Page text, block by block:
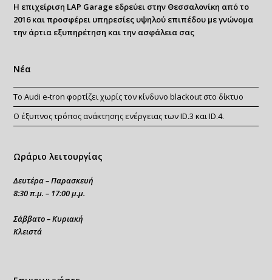
Η επιχείριση LAP Garage εδρεύει στην Θεσσαλονίκη από το
2016 και προσφέρει υπηρεσίες υψηλού επιπέδου με γνώνομα
την άρτια εξυπηρέτηση και την ασφάλεια σας
Νέα
Το Audi e-tron φορτίζει χωρίς τον κίνδυνο blackout στο δίκτυο
Ο έξυπνος τρόπος ανάκτησης ενέργειας των ID.3 και ID.4.
Ωράριο λειτουργίας
Δευτέρα – Παρασκευή
8:30 π.μ. – 17:00 μ.μ.
Σάββατο – Κυριακή
Κλειστά